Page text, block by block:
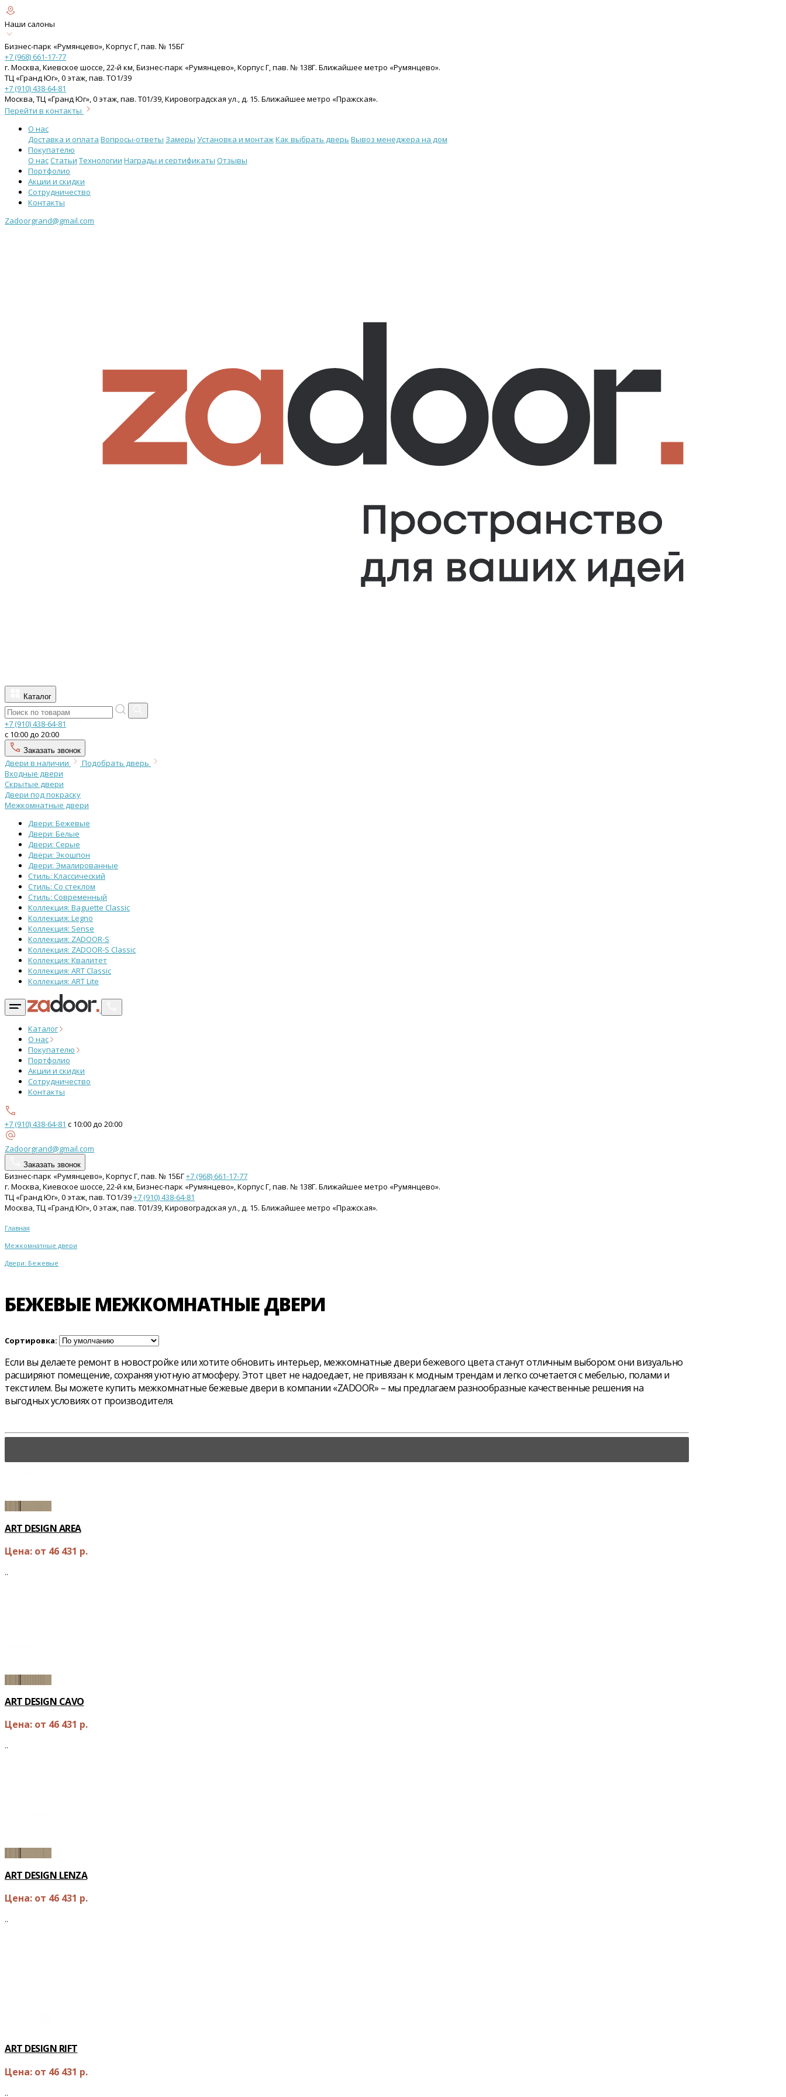
Наши салоны
Бизнес-парк «Румянцево», Корпус Г, пав. № 15БГ
+7 (968) 661-17-77
г. Москва, Киевское шоссе, 22-й км, Бизнес-парк «Румянцево», Корпус Г, пав. № 138Г. Ближайшее метро «Румянцево».
ТЦ «Гранд Юг», 0 этаж, пав. ТО1/39
+7 (910) 438-64-81
Москва, ТЦ «Гранд Юг», 0 этаж, пав. Т01/39, Кировоградская ул., д. 15. Ближайшее метро «Пражская».
Перейти в контакты
О нас
Доставка и оплата Вопросы-ответы Замеры Установка и монтажКак выбрать дверь Вывоз менеджера на дом
Покупателю
О насСтатьи Технологии Награды и сертификаты Отзывы
Портфолио
Акции и скидки
Сотрудничество
Контакты
Zadoorgrand@gmail.com
Каталог
+7 (910) 438-64-81
с 10:00 до 20:00
Заказать звонок
Двери в наличии
Подобрать дверь
Входные двери
Скрытые двери
Двери под покраску
Межкомнатные двери
Двери: Бежевые
Двери: Белые
Двери: Серые
Двери: Экошпон
Двери: Эмалированные
Стиль: Классический
Стиль: Со стеклом
Стиль: Современный
Коллекция: Baguette Classic
Коллекция: Legno
Коллекция: Sense
Коллекция: ZADOOR-S
Коллекция: ZADOOR-S Classic
Коллекция: Квалитет
Коллекция: ART Classic
Коллекция: ART Lite
Каталог
О нас
Покупателю
Портфолио
Акции и скидки
Сотрудничество
Контакты
+7 (910) 438-64-81 с 10:00 до 20:00
Zadoorgrand@gmail.com
Заказать звонок
Бизнес-парк «Румянцево», Корпус Г, пав. № 15БГ+7 (968) 661-17-77
г. Москва, Киевское шоссе, 22-й км, Бизнес-парк «Румянцево», Корпус Г, пав. № 138Г. Ближайшее метро «Румянцево».
ТЦ «Гранд Юг», 0 этаж, пав. ТО1/39+7 (910) 438-64-81
Москва, ТЦ «Гранд Юг», 0 этаж, пав. Т01/39, Кировоградская ул., д. 15. Ближайшее метро «Пражская».
Главная
Межкомнатные двери
Двери: Бежевые
БЕЖЕВЫЕ МЕЖКОМНАТНЫЕ ДВЕРИ
Сортировка:
Если вы делаете ремонт в новостройке или хотите обновить интерьер, межкомнатные двери бежевого цвета станут отличным выбором: они визуально
расширяют помещение, сохраняя уютную атмосферу. Этот цвет не надоедает, не привязан к модным трендам и легко сочетается с мебелью, полами и
текстилем. Вы можете купить межкомнатные бежевые двери в компании «ZADOOR» – мы предлагаем разнообразные качественные решения на
выгодных условиях от производителя.
ART DESIGN AREA
Цена: от 46 431 р.
..
ART DESIGN CAVO
Цена: от 46 431 р.
..
ART DESIGN LENZA
Цена: от 46 431 р.
..
ART DESIGN RIFT
Цена: от 46 431 р.
..